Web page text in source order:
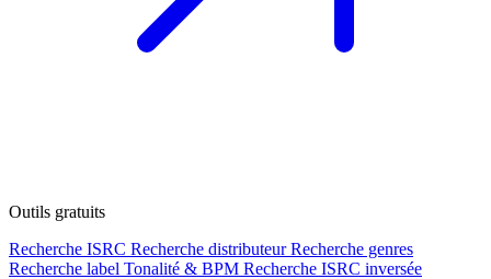
Outils gratuits
Recherche ISRC Recherche distributeur Recherche genres
Recherche label Tonalité & BPM Recherche ISRC inversée